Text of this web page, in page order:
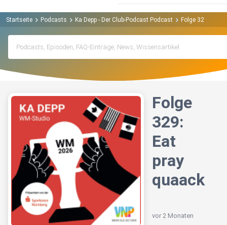
Startseite Podcasts Ka Depp - Der Club-Podcast Podcast Folge 329: Eat
Folge
329:
Eat
pray
quaack
vor 2 Monaten